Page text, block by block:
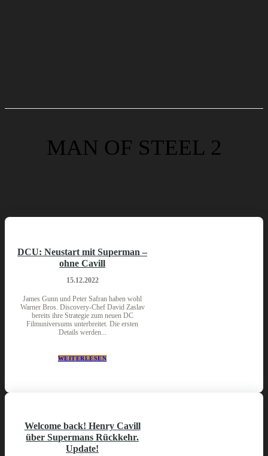
MAN OF STEEL 2
DCU: Neustart mit Superman –
ohne Cavill
15.12.2022
James Gunn und Peter Safran haben wohl
Warner Bros. Discovery-Chef David Zaslav
bereits ihre Strategie zum neuen DC
Filmuniversums unterbreitet. Die ersten
Details werden...
WEITERLESEN
Welcome back! Henry Cavill
über Supermans Rückkehr.
Update!